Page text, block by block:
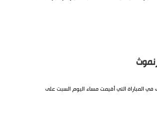
المباراة التي أقيمت مساء اليوم السبت على